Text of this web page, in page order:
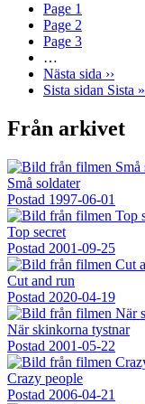
Page 1
Page 2
Page 3
…
Nästa sida ››
Sista sidan Sista »
Från arkivet
Små soldater
Postad 1997-06-01
Top secret
Postad 2001-09-25
Cut and run
Postad 2020-04-19
När skinkorna tystnar
Postad 2001-05-22
Crazy people
Postad 2006-04-21